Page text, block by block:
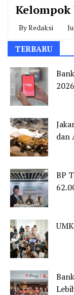
Kelompok
ByRedaksi
TERBARU
dan
BP